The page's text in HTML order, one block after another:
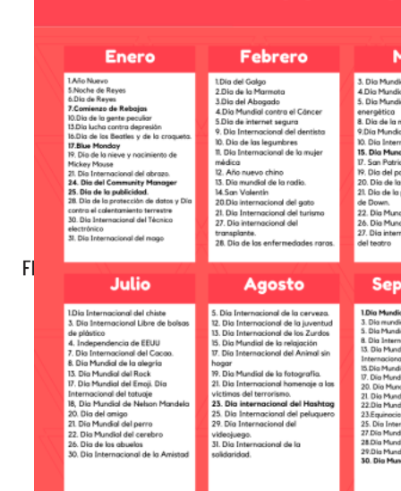
RÉUSSITE
L’AGENCE
BLOG
CONTACT